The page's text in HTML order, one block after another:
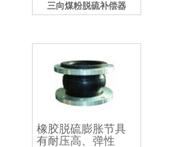
三向煤粉脱硫补偿器
橡胶脱硫膨胀节具
有耐压高、弹性